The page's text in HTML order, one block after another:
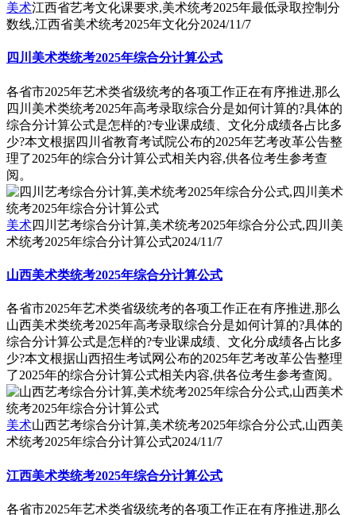
美术江西省艺考文化课要求,美术统考2025年最低录取控制分
数线,江西省美术统考2025年文化分2024/11/7
四川美术类统考2025年综合分计算公式
各省市2025年艺术类省级统考的各项工作正在有序推进,那么
四川美术类统考2025年高考录取综合分是如何计算的?具体的
综合分计算公式是怎样的?专业课成绩、文化分成绩各占比多
少?本文根据四川省教育考试院公布的2025年艺考改革公告整
理了2025年的综合分计算公式相关内容,供各位考生参考查
阅。
美术四川艺考综合分计算,美术统考2025年综合分公式,四川美
术统考2025年综合分计算公式2024/11/7
山西美术类统考2025年综合分计算公式
各省市2025年艺术类省级统考的各项工作正在有序推进,那么
山西美术类统考2025年高考录取综合分是如何计算的?具体的
综合分计算公式是怎样的?专业课成绩、文化分成绩各占比多
少?本文根据山西招生考试网公布的2025年艺考改革公告整理
了2025年的综合分计算公式相关内容,供各位考生参考查阅。
美术山西艺考综合分计算,美术统考2025年综合分公式,山西美
术统考2025年综合分计算公式2024/11/7
江西美术类统考2025年综合分计算公式
各省市2025年艺术类省级统考的各项工作正在有序推进,那么